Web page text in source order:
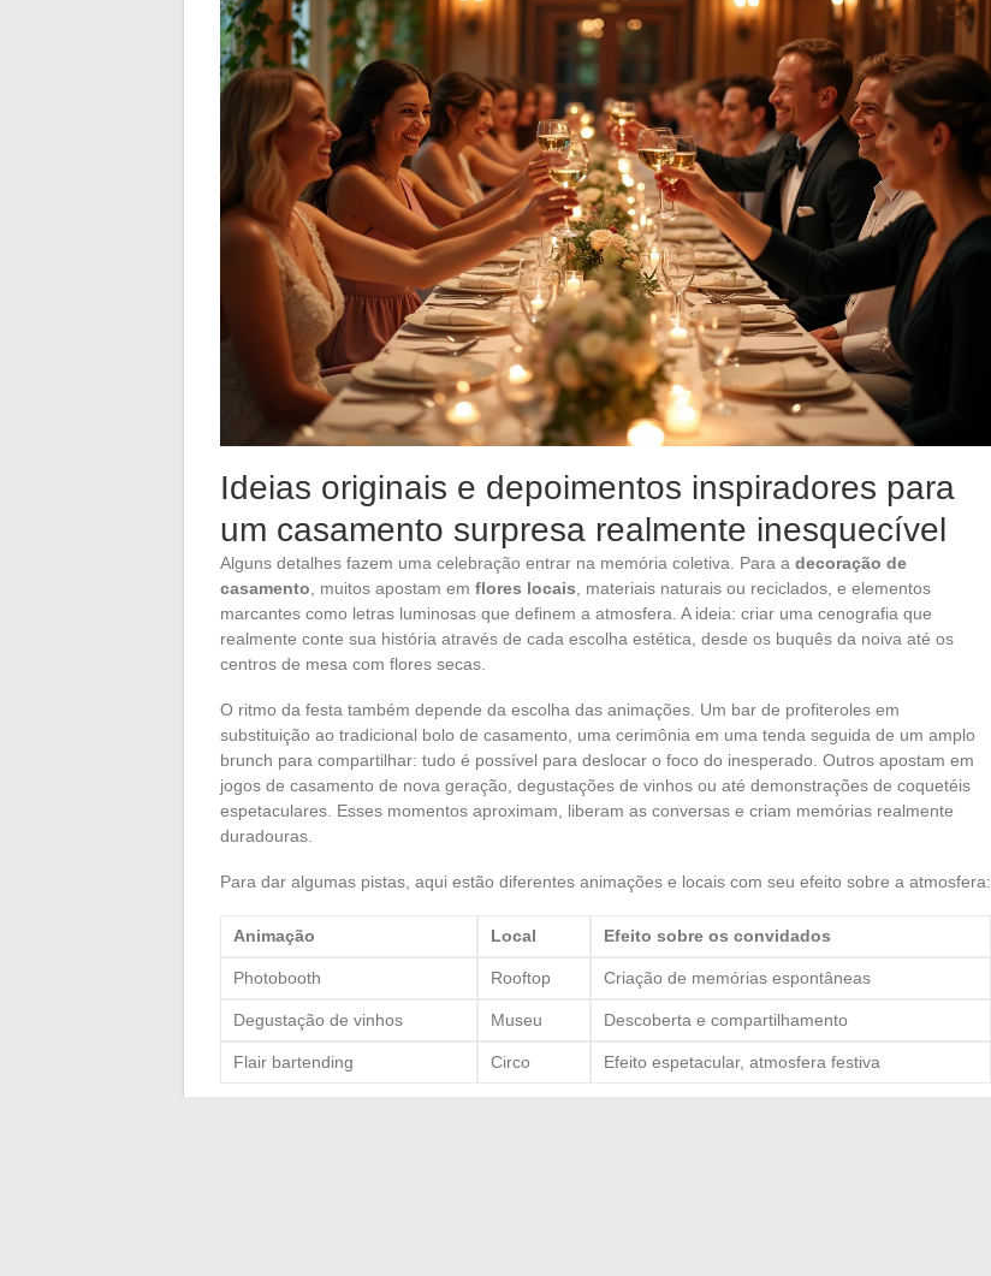
Ideias originais e depoimentos inspiradores para
um casamento surpresa realmente inesquecível
Alguns detalhes fazem uma celebração entrar na memória coletiva. Para a decoração de
casamento , muitos apostam em flores locais , materiais naturais ou reciclados, e elementos
marcantes como letras luminosas que definem a atmosfera. A ideia: criar uma cenografia que
realmente conte sua história através de cada escolha estética, desde os buquês da noiva até os
centros de mesa com flores secas.
O ritmo da festa também depende da escolha das animações. Um bar de profiteroles em
substituição ao tradicional bolo de casamento, uma cerimônia em uma tenda seguida de um amplo
brunch para compartilhar: tudo é possível para deslocar o foco do inesperado. Outros apostam em
jogos de casamento de nova geração, degustações de vinhos ou até demonstrações de coquetéis
espetaculares. Esses momentos aproximam, liberam as conversas e criam memórias realmente
duradouras.
Para dar algumas pistas, aqui estão diferentes animações e locais com seu efeito sobre a atmosfera:
Animação Local Efeito sobre os convidados
Photobooth Rooftop Criação de memórias espontâneas
Degustação de vinhos Museu Descoberta e compartilhamento
Flair bartending Circo Efeito espetacular, atmosfera festiva